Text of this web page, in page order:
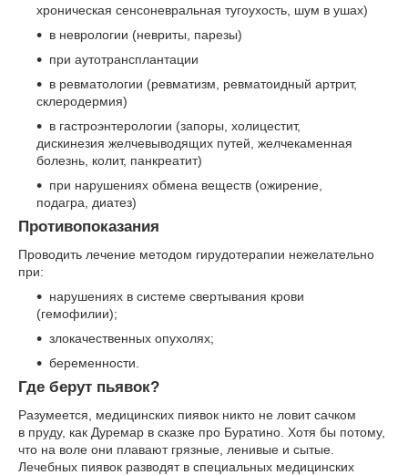
хроническая сенсоневральная тугоухость, шум в ушах)
в неврологии (невриты, парезы)
при аутотрансплантации
в ревматологии (ревматизм, ревматоидный артрит,
склеродермия)
в гастроэнтерологии (запоры, холицестит,
дискинезия желчевыводящих путей, желчекаменная
болезнь, колит, панкреатит)
при нарушениях обмена веществ (ожирение,
подагра, диатез)
Противопоказания
Проводить лечение методом гирудотерапии нежелательно
при:
нарушениях в системе свертывания крови
(гемофилии);
злокачественных опухолях;
беременности.
Где берут пьявок?
Разумеется, медицинских пиявок никто не ловит сачком
в пруду, как Дуремар в сказке про Буратино. Хотя бы потому,
что на воле они плавают грязные, ленивые и сытые.
Лечебных пиявок разводят в специальных медицинских